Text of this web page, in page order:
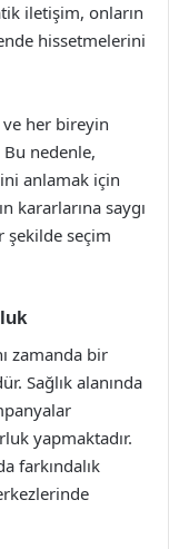
iletişim, onların
hissetmelerini
ve her bireyin
nedenle,
anlamak için
kararlarına saygı
seçim
zamanda bir
Sağlık alanında
yapmaktadır.
farkındalık